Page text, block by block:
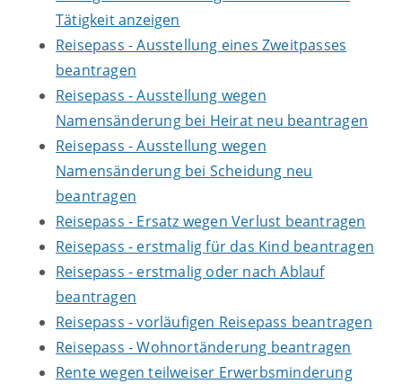
Tätigkeit anzeigen
Reisepass - Ausstellung eines Zweitpasses
beantragen
Reisepass - Ausstellung wegen
Namensänderung bei Heirat neu beantragen
Reisepass - Ausstellung wegen
Namensänderung bei Scheidung neu
beantragen
Reisepass - Ersatz wegen Verlust beantragen
Reisepass - erstmalig für das Kind beantragen
Reisepass - erstmalig oder nach Ablauf
beantragen
Reisepass - vorläufigen Reisepass beantragen
Reisepass - Wohnortänderung beantragen
Rente wegen teilweiser Erwerbsminderung